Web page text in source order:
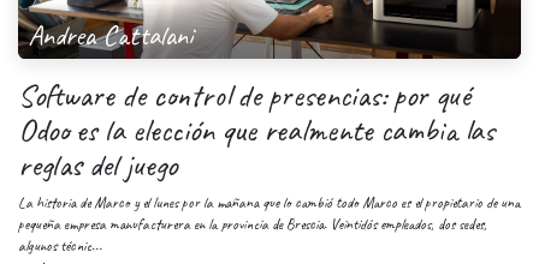
Andrea Cattalani
Software de control de presencias: por qué
Odoo es la elección que realmente cambia las
reglas del juego
La historia de Marco y el lunes por la mañana que lo cambió todo Marco es el propietario de una
pequeña empresa manufacturera en la provincia de Brescia. Veintidós empleados, dos sedes,
algunos técnic...